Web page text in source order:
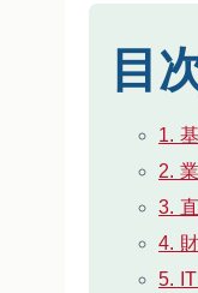
目
1.
2.
3.
4.
5.